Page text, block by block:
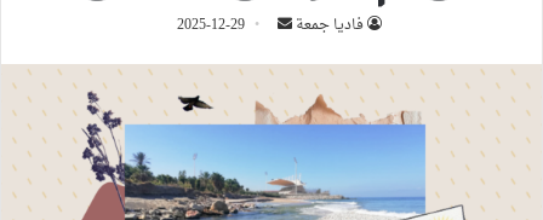
فاديا جمعة
أرسل
إلكترونيا
2025-12-29